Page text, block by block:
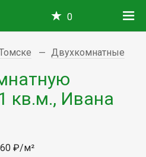
0
Двухкомнатные
кв.м., Ивана
₽/м²